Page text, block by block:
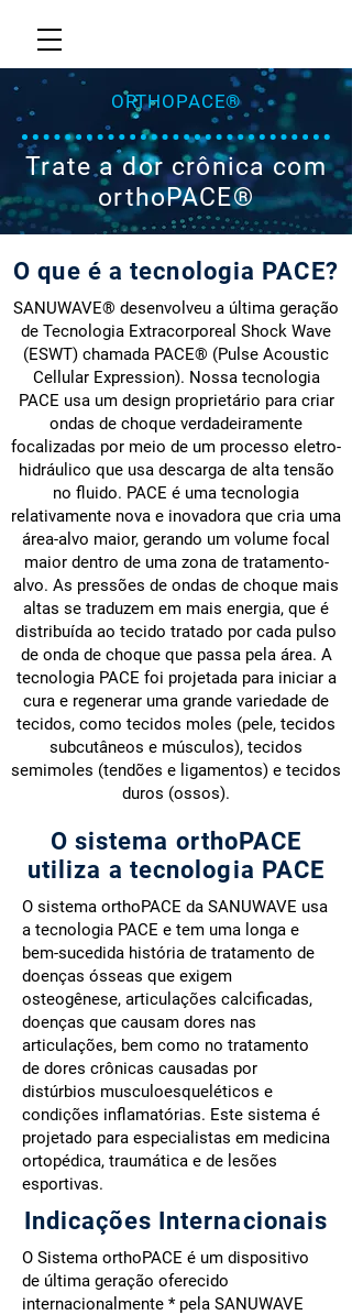
O que é a tecnologia PACE?
SANUWAVE® desenvolveu a última geração
de Tecnologia Extracorporeal Shock Wave
(ESWT) chamada PACE® (Pulse Acoustic
Cellular Expression). Nossa tecnologia
PACE usa um design proprietário para criar
ondas de choque verdadeiramente
focalizadas por meio de um processo eletro-
hidráulico que usa descarga de alta tensão
no fluido. PACE é uma tecnologia
relativamente nova e inovadora que cria uma
área-alvo maior, gerando um volume focal
maior dentro de uma zona de tratamento-
alvo. As pressões de ondas de choque mais
altas se traduzem em mais energia, que é
distribuída ao tecido tratado por cada pulso
de onda de choque que passa pela área. A
tecnologia PACE foi projetada para iniciar a
cura e regenerar uma grande variedade de
tecidos, como tecidos moles (pele, tecidos
subcutâneos e músculos), tecidos
semimoles (tendões e ligamentos) e tecidos
duros (ossos).
ORTHOPACE®
Trate a dor crônica com
orthoPACE®
O sistema orthoPACE
utiliza a tecnologia PACE
O sistema orthoPACE da SANUWAVE usa
a tecnologia PACE e tem uma longa e
bem-sucedida história de tratamento de
doenças ósseas que exigem
osteogênese, articulações calcificadas,
doenças que causam dores nas
articulações, bem como no tratamento
de dores crônicas causadas por
distúrbios musculoesqueléticos e
condições inflamatórias. Este sistema é
projetado para especialistas em medicina
ortopédica, traumática e de lesões
esportivas.
Indicações Internacionais
O Sistema orthoPACE é um dispositivo
de última geração oferecido
internacionalmente * pela SANUWAVE